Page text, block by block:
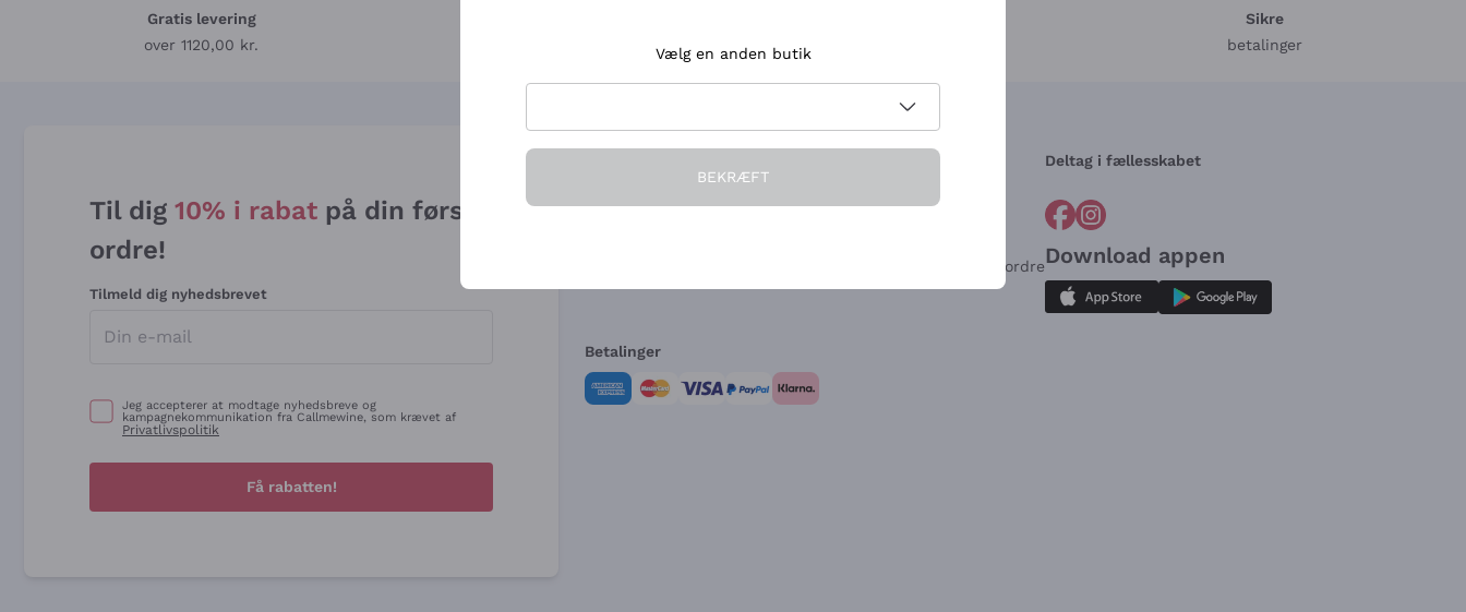
Gratis levering
over 1120,00 kr.
Sikre
betalinger
Til dig 10% i rabat på din første
ordre!
Tilmeld dig nyhedsbrevet
Jeg accepterer at modtage nyhedsbreve og
kampagnekommunikation fra Callmewine, som krævet af
Privatlivspolitik
Få rabatten!
Hvem vi er
Kundeservice
Fortrydelsesformular for ordre
Deltag i fællesskabet
Download appen
Betalinger
Vælg en anden butik
BEKRÆFT